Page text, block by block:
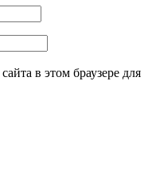
в этом браузере для